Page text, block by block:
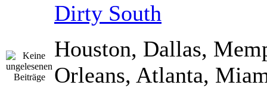
Dirty South
Houston, Dallas,
Orleans, Atlanta,